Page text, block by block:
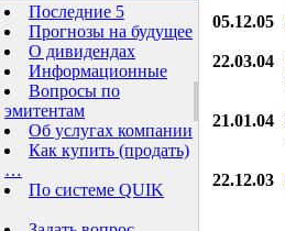
Последние 5
Прогнозы на будущее
О дивидендах
Информационные
Вопросы по
эмитентам
Об услугах компании
Как купить (продать)
…
По системе QUIK
05.12.05
22.03.04
21.01.04
22.12.03